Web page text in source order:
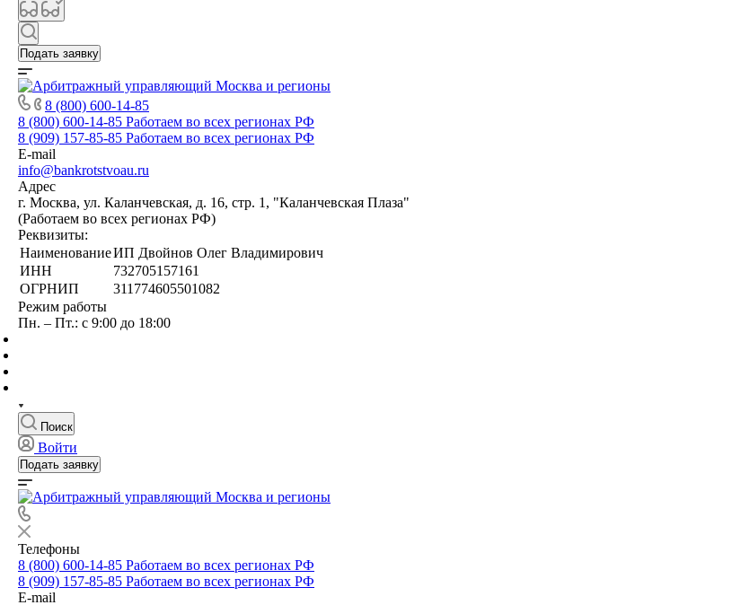
Подать заявку
8 (800) 600-14-85
8 (800) 600-14-85 Работаем во всех регионах РФ
8 (909) 157-85-85 Работаем во всех регионах РФ
E-mail
info@bankrotstvoau.ru
Адрес
г. Москва, ул. Каланчевская, д. 16, стр. 1, "Каланчевская Плаза"
(Работаем во всех регионах РФ)
Реквизиты:
НаименованиеИП Двойнов Олег Владимирович
ИНН
732705157161
ОГРНИП
311774605501082
Режим работы
Пн. – Пт.: с 9:00 до 18:00
Поиск
Войти
Подать заявку
Телефоны
8 (800) 600-14-85 Работаем во всех регионах РФ
8 (909) 157-85-85 Работаем во всех регионах РФ
E-mail